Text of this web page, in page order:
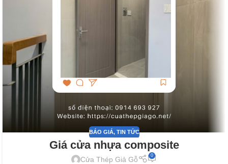
BÁO GIÁ, TIN TỨC
Giá cửa nhựa composite
Cửa Thép Giả Gỗ 0